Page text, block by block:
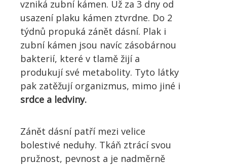
vzniká zubní kámen. Už za 3 dny od
usazení plaku kámen ztvrdne. Do 2
týdnů propuká zánět dásní. Plak i
zubní kámen jsou navíc zásobárnou
bakterií, které v tlamě žijí a
produkují své metabolity. Tyto látky
pak zatěžují organizmus, mimo jiné i
srdce a ledviny.
Zánět dásní patří mezi velice
bolestivé neduhy. Tkáň ztrácí svou
pružnost, pevnost a je nadměrně